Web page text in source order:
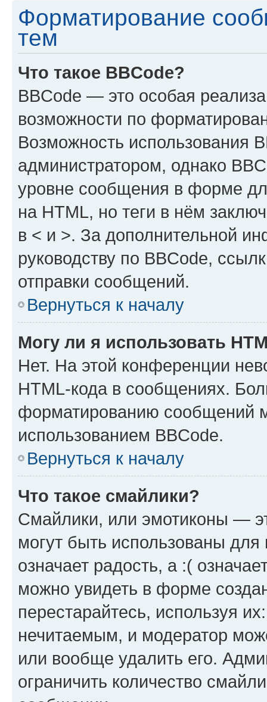
Форматирование
тем
Что такое BBCode?
BBCode — это особая
возможности по
Возможность использования
администратором, однако
уровне сообщения в форме
на HTML, но теги в нём
в < и >. За дополнительной
руководству по BBCode,
отправки сообщений.
Вернуться к началу
Могу ли я использовать
Нет. На этой конференции
HTML-кода в сообщениях.
форматированию сообщений
использованием BBCode.
Вернуться к началу
Что такое смайлики?
Смайлики, или эмотиконы —
могут быть использованы
означает радость, а :(
можно увидеть в форме
перестарайтесь, используя
нечитаемым, и модератор
или вообще удалить его.
ограничить количество